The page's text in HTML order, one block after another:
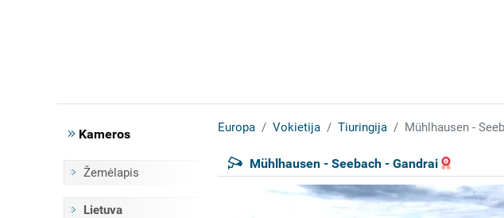
Kameros
Žemėlapis
Lietuva
Europa Vokietija Tiuringija Mühlhausen -
Mühlhausen - Seebach - Gandrai